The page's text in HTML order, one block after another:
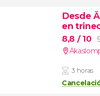
Desde
en
8,8 / 10
3 horas